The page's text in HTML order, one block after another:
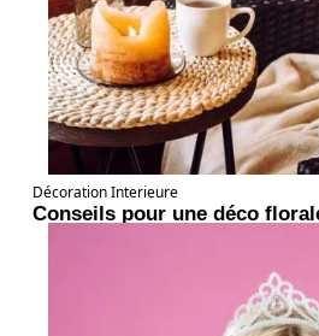
Décoration Interieure
Conseils pour une déco